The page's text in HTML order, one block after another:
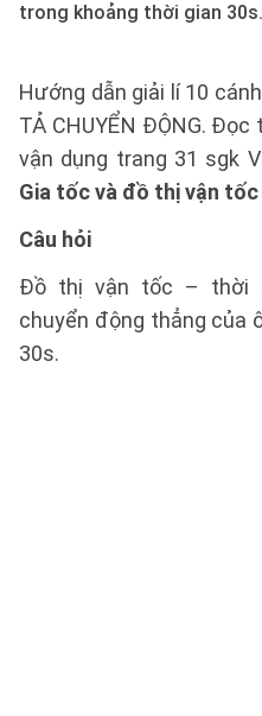
trong khoảng thời gian
Hướng dẫn giải lí 10
TẢ CHUYỂN ĐỘNG.
vận dụng trang 31 sgk
Gia tốc và đồ thị vận
Câu hỏi
Đồ thị vận tốc – thời
chuyển động thẳng của
30s.